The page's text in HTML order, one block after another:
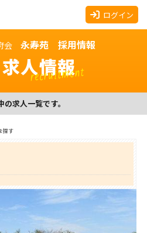
ログイン
会 永寿苑 採用情報
求人情報
recruitment
求人一覧です。
探す